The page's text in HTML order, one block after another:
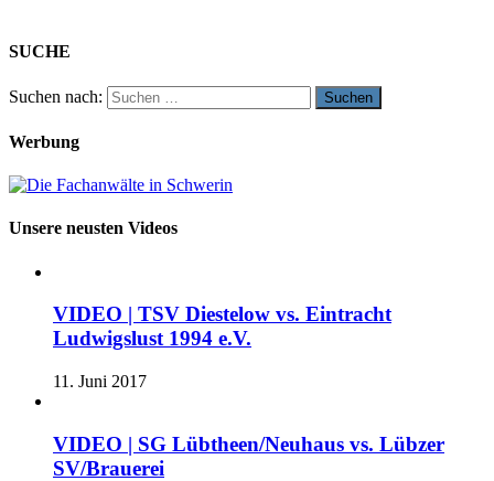
SUCHE
Suchen nach:
Werbung
Unsere neusten Videos
VIDEO | TSV Diestelow vs. Eintracht
Ludwigslust 1994 e.V.
11. Juni 2017
VIDEO | SG Lübtheen/Neuhaus vs. Lübzer
SV/Brauerei